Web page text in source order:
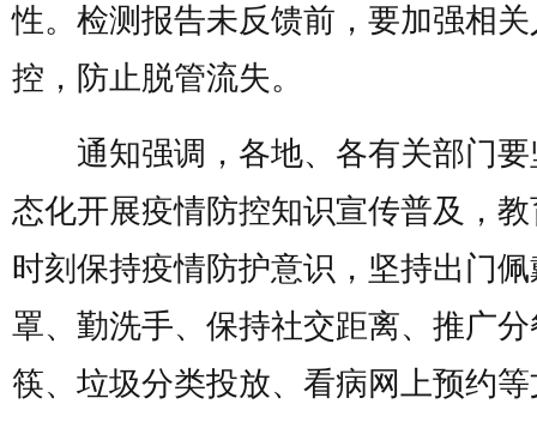
性。检测报告未反馈前，要加强相
控，防止脱管流失。
通知强调，各地、各有关部门要
态化开展疫情防控知识宣传普及，
时刻保持疫情防护意识，坚持出门
罩、勤洗手、保持社交距离、推广
筷、垃圾分类投放、看病网上预约